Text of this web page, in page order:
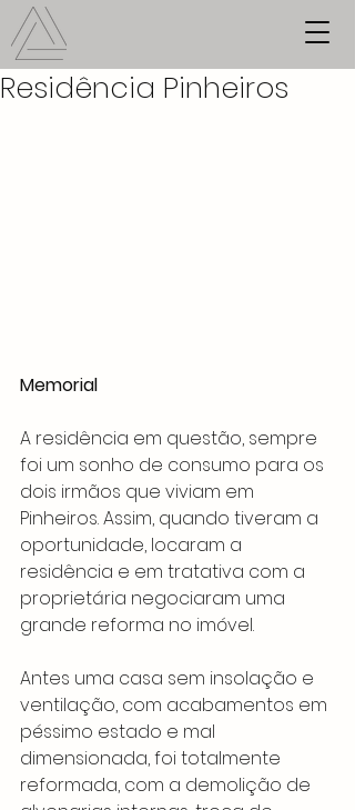
Residência Pinheiros
Memorial
A residência em questão, sempre
foi um sonho de consumo para os
dois irmãos que viviam em
Pinheiros. Assim, quando tiveram a
oportunidade, locaram a
residência e em tratativa com a
proprietária negociaram uma
grande reforma no imóvel.
Antes uma casa sem insolação e
ventilação, com acabamentos em
péssimo estado e mal
dimensionada, foi totalmente
reformada, com a demolição de